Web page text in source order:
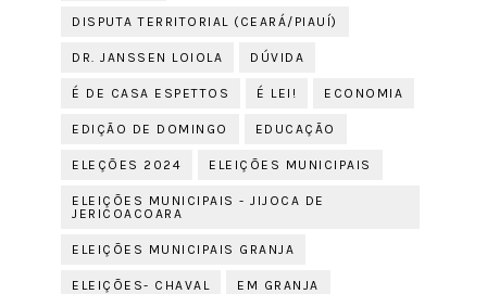
DISPUTA TERRITORIAL (CEARÁ/PIAUÍ)
DR. JANSSEN LOIOLA DÚVIDA
É DE CASA ESPETTOS É LEI! ECONOMIA
EDIÇÃO DE DOMINGO EDUCAÇÃO
ELEÇÕES 2024 ELEIÇÕES MUNICIPAIS
ELEIÇÕES MUNICIPAIS - JIJOCA DE
JERICOACOARA
ELEIÇÕES MUNICIPAIS GRANJA
ELEIÇÕES- CHAVAL EM GRANJA